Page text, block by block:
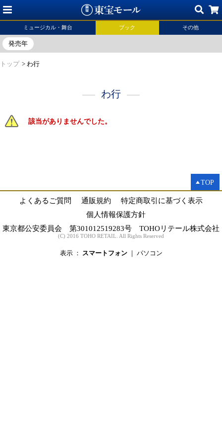
ミュージカル・舞台 ブック その他
発売年
トップ > わ行
わ行
該当がありませんでした。
TOP
よくあるご質問 通販規約
特定商取引に基づく表示
個人情報保護方針
東京都公安委員会 第301012519283号 TOHOリテール株式会社
(C) 2016 TOHO RETAIL. All Rights Reserved
表示 ： スマートフォン｜ パソコン